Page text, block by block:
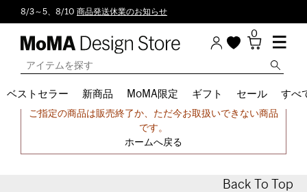
8/3～5、8/10 商品発送休業のお知らせ
0
ベストセラー 新商品 MoMA限定 ギフト セール すべ
申し訳ございません。
ご指定の商品は販売終了か、ただ今お取扱いできない商品
です。
ホームへ戻る
Back To Top